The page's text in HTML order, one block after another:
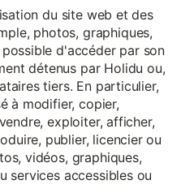
du site web et des
photos, graphiques,
d'accéder par son
détenus par Holidu ou,
tiers. En particulier,
à modifier, copier,
exploiter, afficher,
publier, licencier ou
vidéos, graphiques,
services accessibles ou